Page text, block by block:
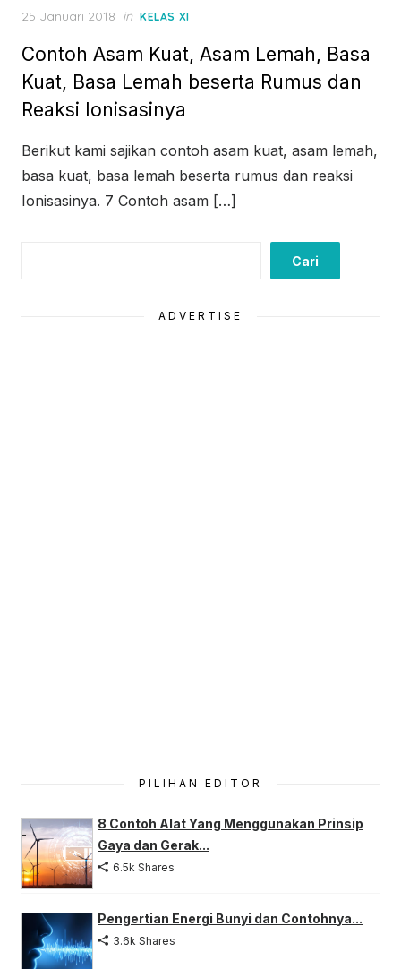
Posted
25 Januari 2018 in KELAS XI
Contoh Asam Kuat, Asam Lemah, Basa
Kuat, Basa Lemah beserta Rumus dan
Reaksi Ionisasinya
Berikut kami sajikan contoh asam kuat, asam lemah,
basa kuat, basa lemah beserta rumus dan reaksi
Ionisasinya. 7 Contoh asam […]
Cari
ADVERTISE
PILIHAN EDITOR
8 Contoh Alat Yang Menggunakan Prinsip
Gaya dan Gerak...
6.5k Shares
Pengertian Energi Bunyi dan Contohnya...
3.6k Shares